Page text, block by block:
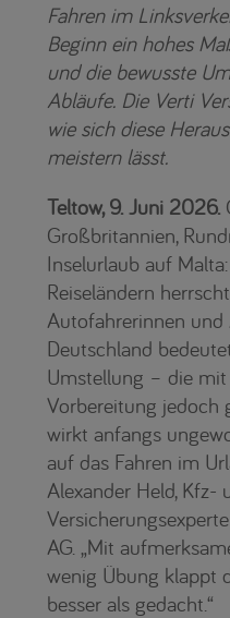
Fahren im
Beginn ein hohes
und die bewusste
Abläufe. Die Verti
wie sich diese
meistern lässt.
Teltow, 9. Juni 2026.
Großbritannien,
Inselurlaub auf
Reiseländern
Autofahrerinnen
Deutschland
Umstellung – die
Vorbereitung jedoch
wirkt anfangs
auf das Fahren im
Alexander Held, Kfz-
AG. „Mit
wenig Übung klappt
besser als gedacht.“